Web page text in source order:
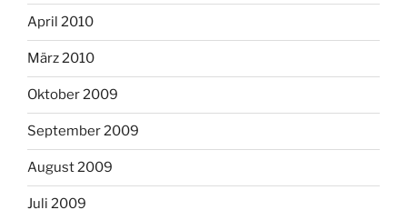
April 2010
März 2010
Oktober 2009
September 2009
August 2009
Juli 2009